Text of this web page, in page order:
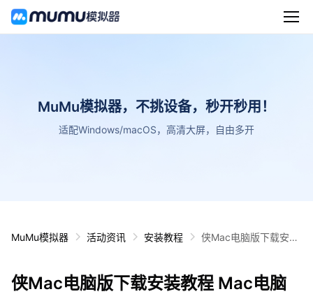
MuMu模拟器，不挑设备，秒开秒用！
适配Windows/macOS，高清大屏，自由多开
MuMu模拟器 活动资讯 安装教程
侠Mac电脑版下载安装
侠Mac电脑版下载安装教程 Mac电脑